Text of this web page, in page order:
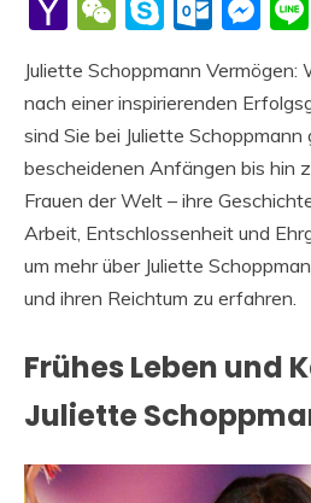
Yahoo
WeChat
Skype
Juliette Schoppmann Vermögen:
nach einer inspirierenden
sind Sie bei Juliette Schoppmann
bescheidenen Anfängen bis hin
Frauen der Welt – ihre
Arbeit, Entschlossenheit und
um mehr über Juliette
und ihren Reichtum zu erfahren.
Frühes Leben und
Juliette